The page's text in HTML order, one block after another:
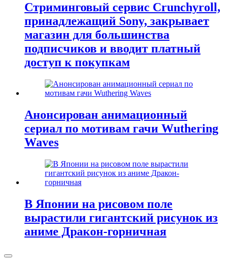
Стриминговый сервис Crunchyroll,
принадлежащий Sony, закрывает
магазин для большинства
подписчиков и вводит платный
доступ к покупкам
Анонсирован анимационный
сериал по мотивам гачи Wuthering
Waves
В Японии на рисовом поле
вырастили гигантский рисунок из
аниме Дракон-горничная